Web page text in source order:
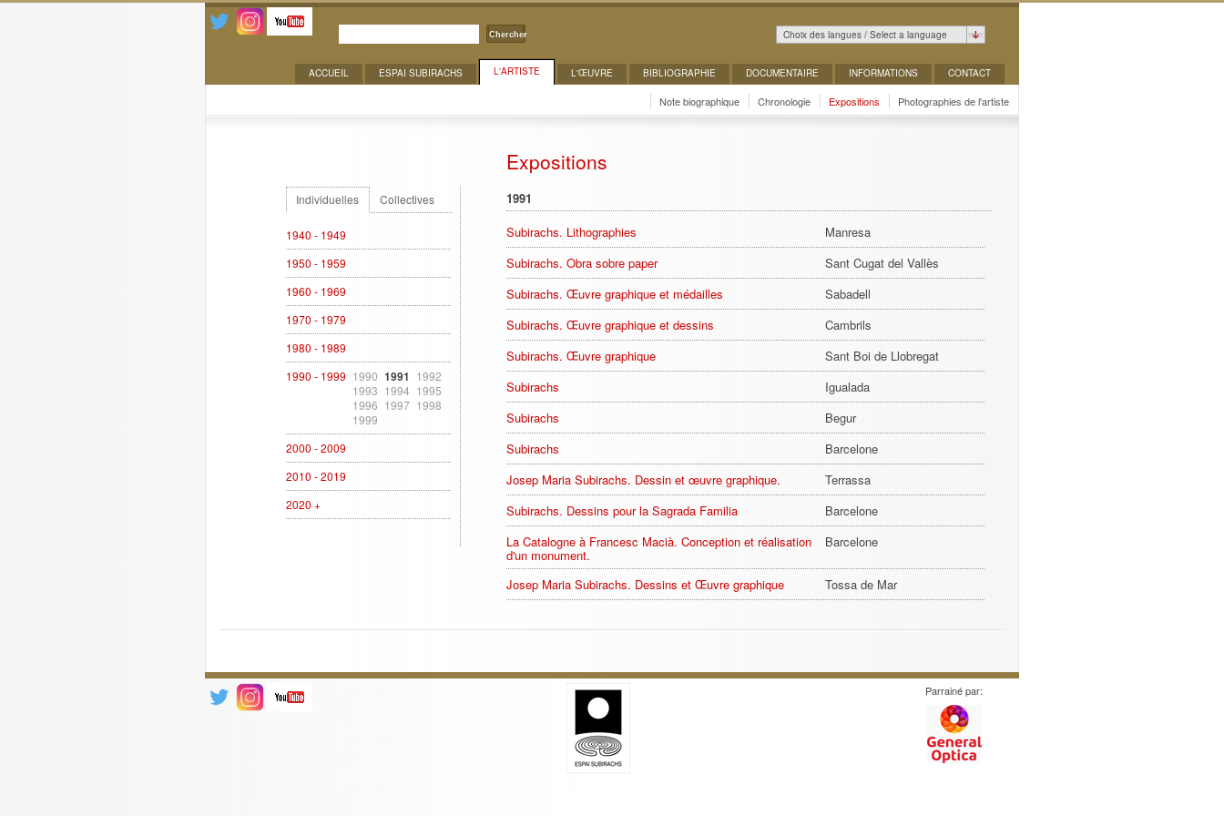
Chercher Choix des langues / Select a language
CONTACT
INFORMATIONS
DOCUMENTAIRE
BIBLIOGRAPHIE
L'ŒUVRE
L'ARTISTE
ESPAI SUBIRACHS
ACCUEIL
Photographies de l'artiste
Expositions
Chronologie
Note biographique
Expositions
Individuelles Collectives
1940 - 1949
1950 - 1959
1960 - 1969
1970 - 1979
1980 - 1989
1990 - 1999 1990 1991 1992
1993 1994 1995
1996 1997 1998
1999
2000 - 2009
2010 - 2019
2020 +
1991
Subirachs. Lithographies
Manresa
Subirachs. Obra sobre paper
Sant Cugat del Vallès
Subirachs. Œuvre graphique et médailles
Sabadell
Subirachs. Œuvre graphique et dessins
Cambrils
Subirachs. Œuvre graphique
Sant Boi de Llobregat
Subirachs
Igualada
Subirachs
Begur
Subirachs
Barcelone
Josep Maria Subirachs. Dessin et œuvre graphique.
Terrassa
Subirachs. Dessins pour la Sagrada Familia
Barcelone
La Catalogne à Francesc Macià. Conception et réalisation
d'un monument.
Barcelone
Josep Maria Subirachs. Dessins et Œuvre graphique Tossa de Mar
Parrainé par: